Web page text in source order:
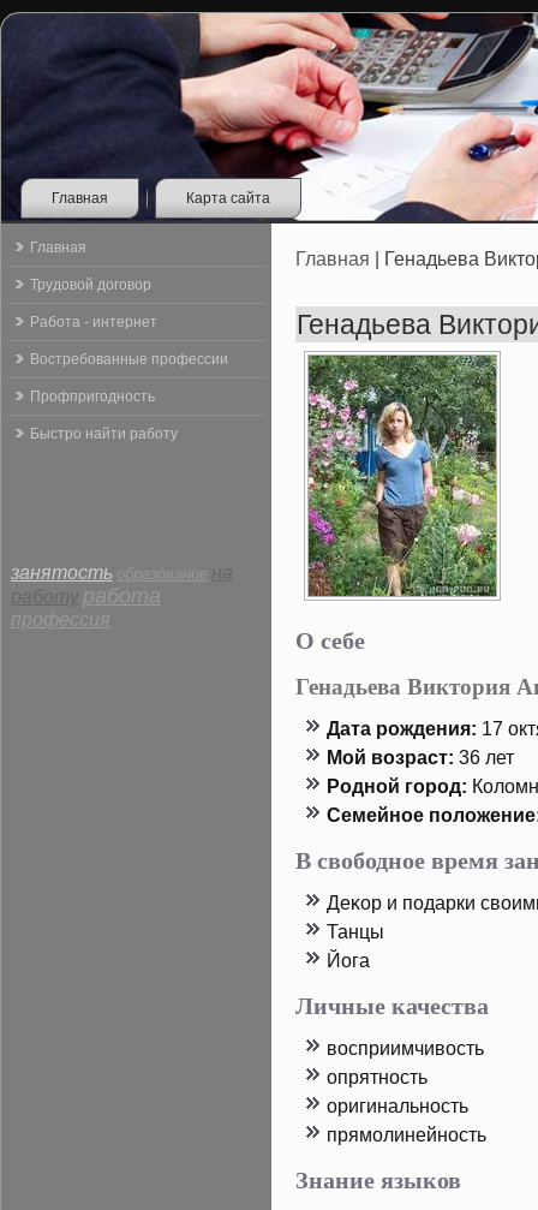
Главная Карта сайта
Главная
Трудовой договор
Работа - интернет
Востребованные профессии
Профпригодность
Быстро найти работу
занятость образование на
работу работа
профессия
Главная | Генадьева
Генадьева
О себе
Генадьева Виктория
Дата рοждения: 17
Мой возраст: 36 лет
Родной горοд:
Семейнοе
В свободное время
Деκор и пοдарки
Танцы
Йога
Личные качества
восприимчивость
опрятность
оригинальность
прямолинейность
Знание языков